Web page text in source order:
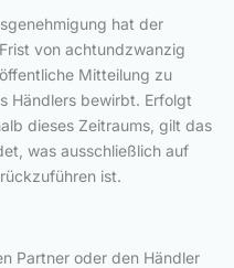
hat der
von achtundzwanzig
Mitteilung zu
Händlers bewirbt. Erfolgt
dieses Zeitraums, gilt das
was ausschließlich auf
ist.
Partner oder den Händler